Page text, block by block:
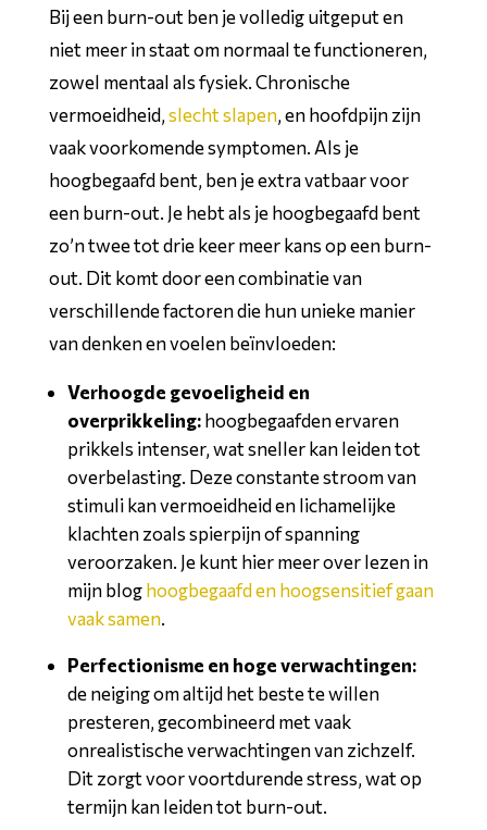
Bij een burn-out ben je volledig uitgeput en
niet meer in staat om normaal te functioneren,
zowel mentaal als fysiek. Chronische
vermoeidheid,slecht slapen, en hoofdpijn zijn
vaak voorkomende symptomen. Als je
hoogbegaafd bent, ben je extra vatbaar voor
een burn-out. Je hebt als je hoogbegaafd bent
zo’n twee tot drie keer meer kans op een burn-
out. Dit komt door een combinatie van
verschillende factoren die hun unieke manier
van denken en voelen beïnvloeden:
Verhoogde gevoeligheid en
overprikkeling:hoogbegaafden ervaren
prikkels intenser, wat sneller kan leiden tot
overbelasting. Deze constante stroom van
stimuli kan vermoeidheid en lichamelijke
klachten zoals spierpijn of spanning
veroorzaken. Je kunt hier meer over lezen in
mijn bloghoogbegaafd en hoogsensitief gaan
vaak samen.
Perfectionisme en hoge verwachtingen:
de neiging om altijd het beste te willen
presteren, gecombineerd met vaak
onrealistische verwachtingen van zichzelf.
Dit zorgt voor voortdurende stress, wat op
termijn kan leiden tot burn-out.